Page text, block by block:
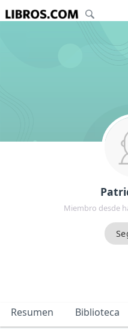
Miembro desde
Resumen Biblioteca